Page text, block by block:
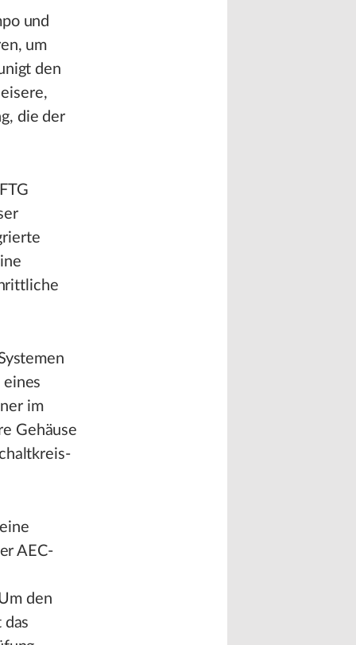
und
um
den
die der
im
Gehäuse
AEC-
den